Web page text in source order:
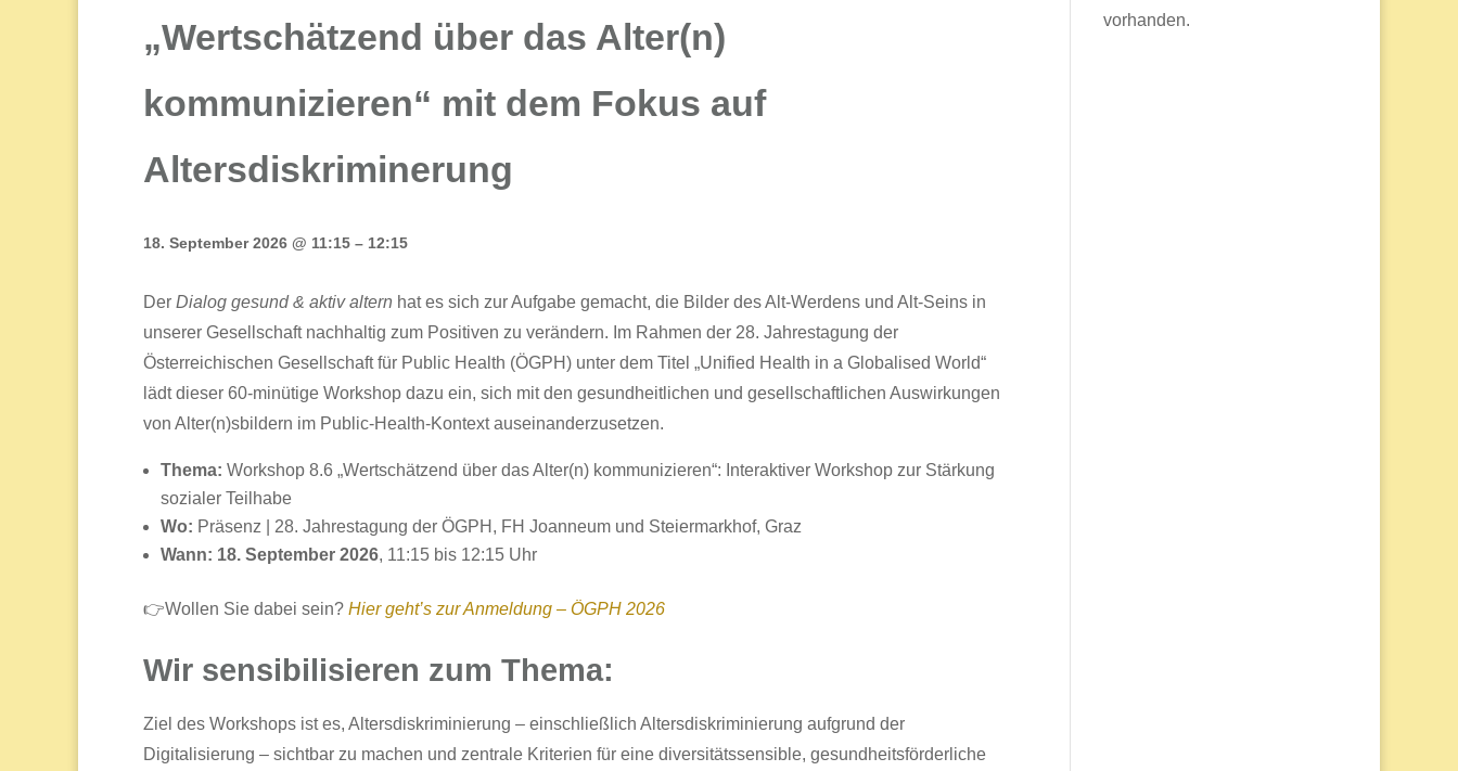
„Wertschätzend über das Alter(n)
kommunizieren“ mit dem Fokus auf
Altersdiskriminerung
18. September 2026 @ 11:15 – 12:15
Der Dialog gesund & aktiv altern hat es sich zur Aufgabe gemacht, die Bilder des Alt-Werdens und Alt-Seins in
unserer Gesellschaft nachhaltig zum Positiven zu verändern. Im Rahmen der 28. Jahrestagung der
Österreichischen Gesellschaft für Public Health (ÖGPH) unter dem Titel „Unified Health in a Globalised World“
lädt dieser 60-minütige Workshop dazu ein, sich mit den gesundheitlichen und gesellschaftlichen Auswirkungen
von Alter(n)sbildern im Public-Health-Kontext auseinanderzusetzen.
Thema: Workshop 8.6 „Wertschätzend über das Alter(n) kommunizieren“: Interaktiver Workshop zur Stärkung
sozialer Teilhabe
Wo: Präsenz | 28. Jahrestagung der ÖGPH, FH Joanneum und Steiermarkhof, Graz
Wann: 18. September 2026, 11:15 bis 12:15 Uhr
👉Wollen Sie dabei sein? Hier geht’s zur Anmeldung – ÖGPH 2026
Wir sensibilisieren zum Thema:
Ziel des Workshops ist es, Altersdiskriminierung – einschließlich Altersdiskriminierung aufgrund der
Digitalisierung – sichtbar zu machen und zentrale Kriterien für eine diversitätssensible, gesundheitsförderliche
vorhanden.